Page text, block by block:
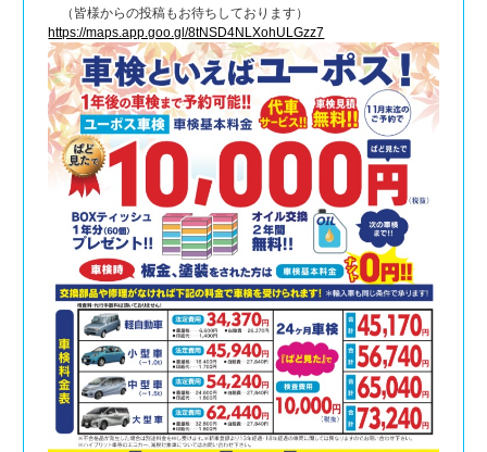
（皆様からの投稿もお待ちしております）
https://maps.app.goo.gl/8tNSD4NLXohULGzz7